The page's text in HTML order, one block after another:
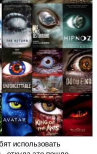
использовать